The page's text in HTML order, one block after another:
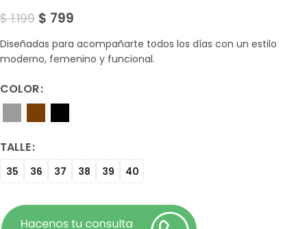
$1.199 $ 799
Diseñadas para acompañarte todos los días con un estilo
moderno, femenino y funcional.
COLOR
TALLE
35 36 37 38 39 40